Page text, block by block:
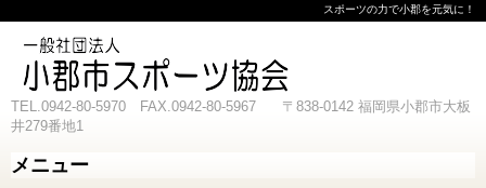
スポーツの力で小郡を元気に！
TEL.0942-80-5970 FAX.0942-80-5967 〒838-0142 福岡県小郡市大板
井279番地1
メニュー